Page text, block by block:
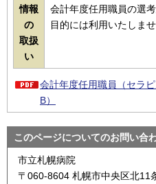
情報
の
取扱
い
会計年度任用職員の選
目的には利用いたしませ
会計年度任用職員（セラ
B）
このページについてのお問い合
市立札幌病院
〒060-8604 札幌市中央区北11